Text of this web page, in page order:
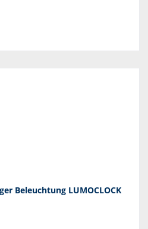
Beleuchtung LUMOCLOCK